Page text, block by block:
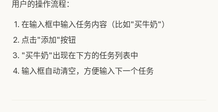
用户的操作流程：
在输入框中输入任务内容（比如"买牛奶"）
点击"添加"按钮
"买牛奶"出现在下方的任务列表中
输入框自动清空，方便输入下一个任务